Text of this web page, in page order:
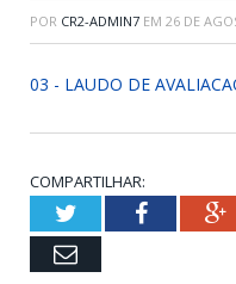
POR CR2-ADMIN7 EM 26 DE
03 - LAUDO DE
COMPARTILHAR:
TwitterFacebook
Email